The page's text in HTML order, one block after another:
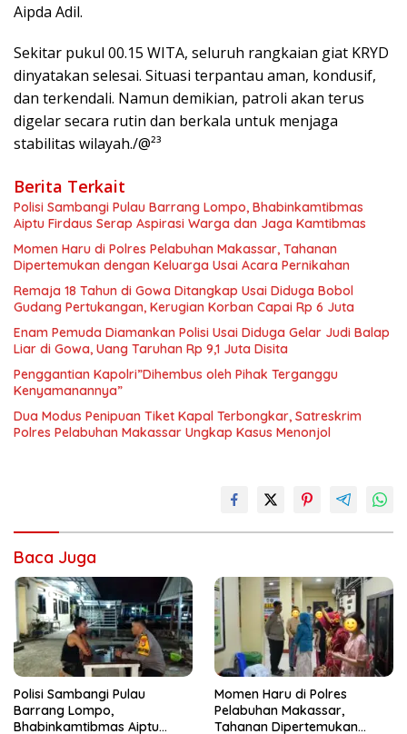
Aipda Adil.
Sekitar pukul 00.15 WITA, seluruh rangkaian giat KRYD
dinyatakan selesai. Situasi terpantau aman, kondusif,
dan terkendali. Namun demikian, patroli akan terus
digelar secara rutin dan berkala untuk menjaga
stabilitas wilayah./@²³
Berita Terkait
Polisi Sambangi Pulau Barrang Lompo, Bhabinkamtibmas
Aiptu Firdaus Serap Aspirasi Warga dan Jaga Kamtibmas
Momen Haru di Polres Pelabuhan Makassar, Tahanan
Dipertemukan dengan Keluarga Usai Acara Pernikahan
Remaja 18 Tahun di Gowa Ditangkap Usai Diduga Bobol
Gudang Pertukangan, Kerugian Korban Capai Rp 6 Juta
Enam Pemuda Diamankan Polisi Usai Diduga Gelar Judi Balap
Liar di Gowa, Uang Taruhan Rp 9,1 Juta Disita
Penggantian Kapolri”Dihembus oleh Pihak Terganggu
Kenyamanannya”
Dua Modus Penipuan Tiket Kapal Terbongkar, Satreskrim
Polres Pelabuhan Makassar Ungkap Kasus Menonjol
Baca Juga
Polisi Sambangi Pulau
Barrang Lompo,
Bhabinkamtibmas Aiptu
Momen Haru di Polres
Pelabuhan Makassar,
Tahanan Dipertemukan